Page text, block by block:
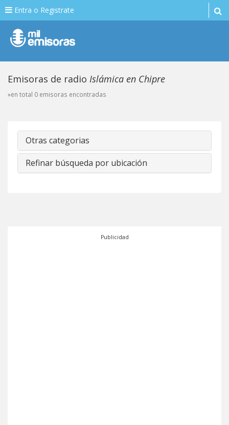
Entra o Registrate
Emisoras de radio Islámica en Chipre
»en total 0 emisoras encontradas
Otras categorias
Refinar búsqueda por ubicación
Publicidad